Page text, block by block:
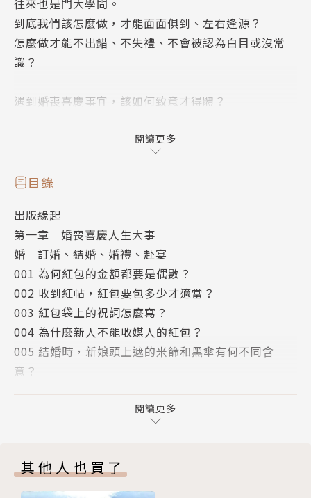
往來也是門大學問。
到底我們該怎麼做，才能面面俱到、左右逢源？
怎麼做才能不出錯、不失禮、不會被認為白目或沒常
識？
遇到婚喪喜慶事宜，該如何致意才得體？
為什麼紅包可以補包，白包卻不能補？為何有些禮物不
能亂送，一送對方就翻臉？
一是，不知到底怎麼做才恰當的事情，
本書列舉100個不能不知道的人際往來禮數，
用實際舉例說明，告訴你正確的由來典故，並提醒你必
須避免的錯誤和禁忌，讓你成為應對進退一流、面面俱
到的人氣王！
閱讀更多
目錄
出版緣起
第一章 婚喪喜慶人生大事
婚 訂婚、結婚、婚禮、赴宴
001 為何紅包的金額都要是偶數？
002 收到紅帖，紅包要包多少才適當？
003 紅包袋上的祝詞怎麼寫？
004 為什麼新人不能收媒人的紅包？
005 結婚時，新娘頭上遮的米篩和黑傘有何不同含
意？
007 為什麼生肖屬虎的人不能進新娘房？
008 孕婦為何不能參加婚禮？
弟迎接領路？
010 為何結婚後第一年，女方家要幫新郎過生日？
閱讀更多
其他人也買了